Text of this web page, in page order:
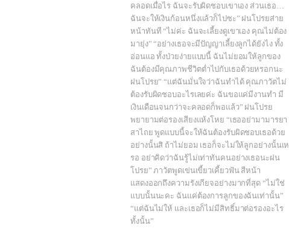
คลอดเมื่อไร ฉันจะรับผิดชอบเขาเอง ส่วนเธอ…
ฉันจะให้เงินก้อนหนึ่งแล้วก็ไปซะ” ฝนโปรยส่าย
หน้าทันที “ไม่ค่ะ ฉันจะเลี้ยงดูเขาเอง คุณไม่ต้อง
มายุ่ง” “อย่างเธอจะมีปัญญาเลี้ยงลูกได้ยังไง ทั้ง
อ่อนแอ ทั้งป่วยง่ายแบบนี้ ฉันไม่ยอมให้ลูกของ
ฉันต้องมีคุณภาพชีวิตต่ำไปกับเธอด้วยหรอกนะ
ฝนโปรย” “แต่ฉันมั่นใจว่าฉันทำได้ คุณภาวัตไม่
ต้องรับผิดชอบอะไรเลยค่ะ ฉันขอแค่มีงานทำ มี
เงินเดือนจนกว่าจะคลอดก็พอแล้ว” ฝนโปรย
พยายามต่อรองเสียงแห้งโหย “เธออย่ามามารยา
สาไถย พูดแบบนี้จะให้ฉันต้องรับผิดชอบเธอด้วย
อย่างนั้นสิ ถ้าไม่ยอม เธอก็จะไม่ให้ลูกอย่างนั้นเห
รอ อย่าคิดว่าฉันรู้ไม่เท่าทันคนอย่างเธอนะฝน
โปรย” ภาวัตพูดเข่นเขี้ยวเคี้ยวฟัน สีหน้า
แสดงออกถึงความรังเกียจอย่างมากที่สุด “ไม่ใช่
แบบนั้นนะคะ ฉันแค่ต้องการลูกของฉันเท่านั้น”
“แต่ฉันไม่ให้ และเธอก็ไม่มีสิทธิ์มาต่อรองอะไร
ทั้งนั้น”